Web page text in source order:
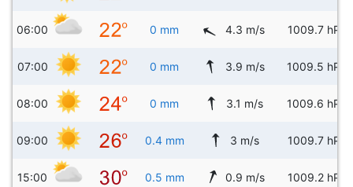
06:00 0 mm 4.3 m/s 1009.7 hPa
07:00 0 mm 3.9 m/s 1009.5 hPa
08:00 0 mm 3.1 m/s 1009.6 hPa
09:00 0.4 mm 3 m/s 1009.7 hPa
15:00 0.5 mm 0.9 m/s 1009.2 hPa